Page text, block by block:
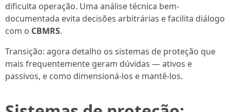
dificulta operação. Uma análise técnica bem-
documentada evita decisões arbitrárias e facilita diálogo
com o CBMRS.
Transição: agora detalho os sistemas de proteção que
mais frequentemente geram dúvidas — ativos e
passivos, e como dimensioná‑los e mantê‑los.